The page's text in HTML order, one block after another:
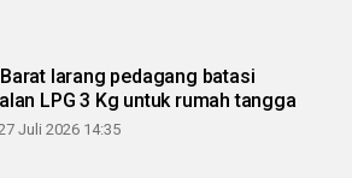
larang pedagang batasi
LPG 3 Kg untuk rumah tangga
Juli 2026 14:35